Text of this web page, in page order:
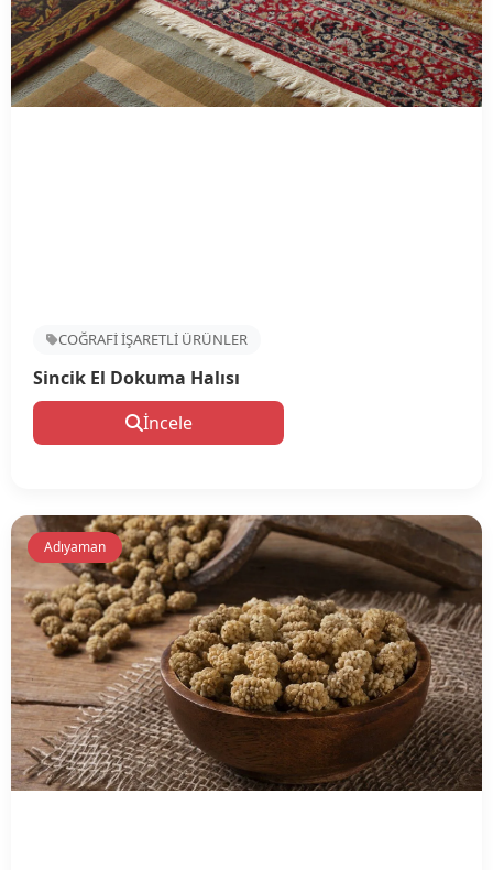
COĞRAFİ İŞARETLİ ÜRÜNLER
Sincik El Dokuma Halısı
İncele
Adıyaman